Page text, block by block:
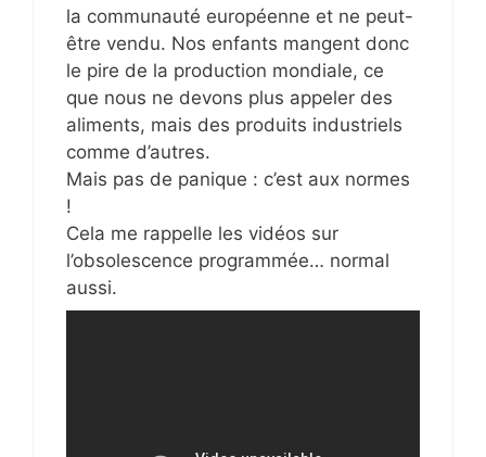
la communauté européenne et ne peut-
être vendu. Nos enfants mangent donc
le pire de la production mondiale, ce
que nous ne devons plus appeler des
aliments, mais des produits industriels
comme d’autres.
Mais pas de panique : c’est aux normes
!
Cela me rappelle les vidéos sur
l’obsolescence programmée… normal
aussi.